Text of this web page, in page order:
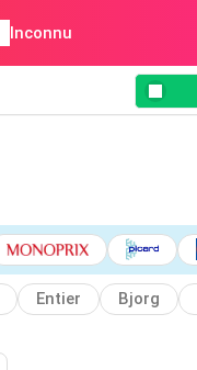
Inconnu
Entier Bjorg